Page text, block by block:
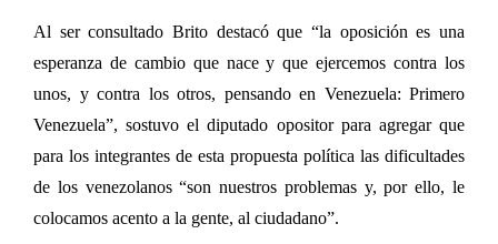
Al ser consultado Brito destacó que “la oposición es una
esperanza de cambio que nace y que ejercemos contra los
unos, y contra los otros, pensando en Venezuela: Primero
Venezuela”, sostuvo el diputado opositor para agregar que
para los integrantes de esta propuesta política las dificultades
de los venezolanos “son nuestros problemas y, por ello, le
colocamos acento a la gente, al ciudadano”.